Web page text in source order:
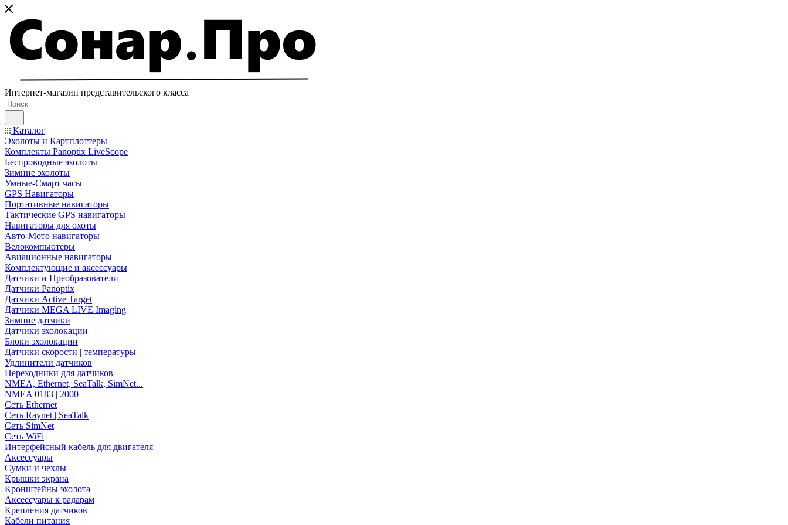
Интернет-магазин представительского класса
Каталог
Эхолоты и Картплоттеры
Комплекты Panoptix LiveScope
Беспроводные эхолоты
Зимние эхолоты
Умные-Смарт часы
GPS Навигаторы
Портативные навигаторы
Тактические GPS навигаторы
Навигаторы для охоты
Авто-Мото навигаторы
Велокомпьютеры
Авиационные навигаторы
Комплектующие и аксессуары
Датчики и Преобразователи
Датчики Panoptix
Датчики Active Target
Датчики MEGA LIVE Imaging
Зимние датчики
Датчики эхолокации
Блоки эхолокации
Датчики скорости | температуры
Удлинители датчиков
Переходники для датчиков
NMEA, Ethernet, SeaTalk, SimNet...
NMEA 0183 | 2000
Сеть Ethernet
Сеть Raynet | SeaTalk
Сеть SimNet
Сеть WiFi
Интерфейсный кабель для двигателя
Аксессуары
Сумки и чехлы
Крышки экрана
Кронштейны эхолота
Аксессуары к радарам
Крепления датчиков
Кабели питания